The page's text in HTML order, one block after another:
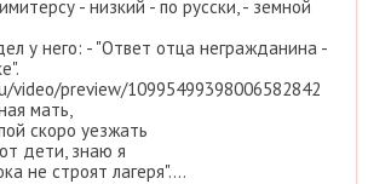
- низкий - по русски, - земной
у него: - "Ответ отца негражданина -
video/preview/10995499398006582842
мать,
скоро уезжать
дети, знаю я
не строят лагеря"....